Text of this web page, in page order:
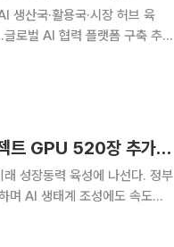
산국·활용국·시장 허브 육
로벌 AI 협력 플랫폼 구축 추
정부, 차세대 SMR·피지컬 AI 항만 추진…AI 프로젝트 GPU 520장 추가 지원
성장동력 육성에 나선다. 정부
며 AI 생태계 조성에도 속도를